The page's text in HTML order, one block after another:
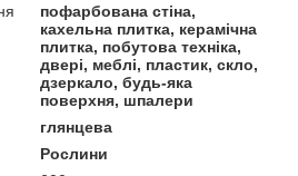
пофарбована стіна,
кахельна плитка, керамічна
плитка, побутова техніка,
двері, меблі, пластик, скло,
дзеркало, будь-яка
поверхня, шпалери
глянцева
Рослини